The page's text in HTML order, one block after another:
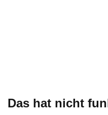
Das hat nicht